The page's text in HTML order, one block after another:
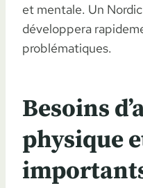
et mentale. Un
développera
problématiques.
Besoins
physique